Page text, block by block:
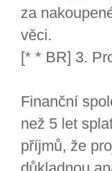
za
věci.
[* * BR] 3.
Finanční
než 5 let
příjmů, že